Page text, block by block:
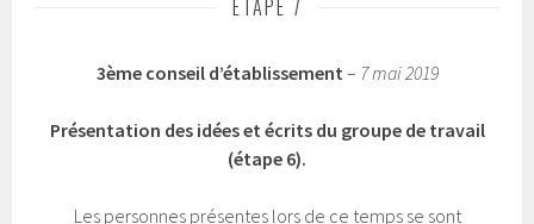
Présentation des idées et écrits du groupe de travail
chargées de relire les différents points, modifier, ajouter,
retirer, afin de finaliser chacun des axes de notre projet et